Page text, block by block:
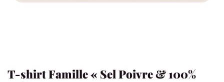
T-shirt Famille « Sel Poivre & 100%